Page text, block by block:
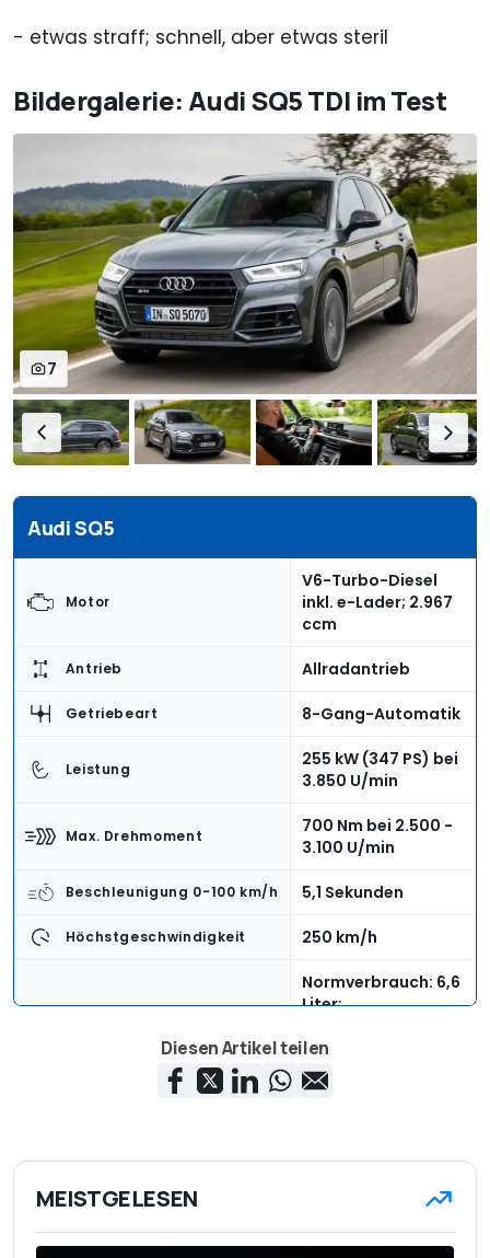
- etwas straff; schnell, aber etwas steril
Bildergalerie: Audi SQ5 TDI im Test
7
Audi SQ5
Motor
V6-Turbo-Diesel
inkl. e-Lader; 2.967
ccm
Antrieb Allradantrieb
Getriebeart 8-Gang-Automatik
Leistung
255 kW (347 PS) bei
3.850 U/min
Max. Drehmoment
700 Nm bei 2.500 -
3.100 U/min
Beschleunigung 0-100 km/h 5,1 Sekunden
Höchstgeschwindigkeit 250 km/h
Normverbrauch: 6,6
Liter;
Liter
172 g/km CO2
2.400 kg
Diesen Artikel teilen
MEISTGELESEN